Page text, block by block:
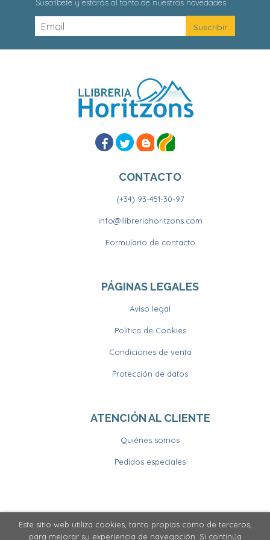
Suscríbete y estarás al tanto de nuestras novedades
CONTACTO
(+34) 93-451-30-97
info@llibreriahoritzons.com
Formulario de contacto
PÁGINAS LEGALES
Aviso legal
Política de Cookies
Condiciones de venta
Protección de datos
ATENCIÓN AL CLIENTE
Quiénes somos
Pedidos especiales
2026 © Llibrería Horitzons . Todos los Derechos
Este sitio web utiliza cookies, tanto propias como de terceros,
para mejorar su experiencia de navegación. Si continúa